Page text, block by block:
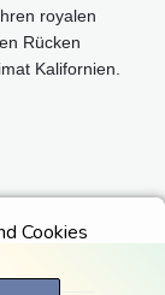
Cookies
royalen
Rücken
Kalifornien.